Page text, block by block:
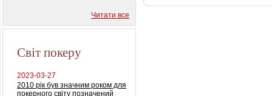
Читати все
Світ покеру
2023-03-27
2010 рік був значним роком для
покерного світу позначений